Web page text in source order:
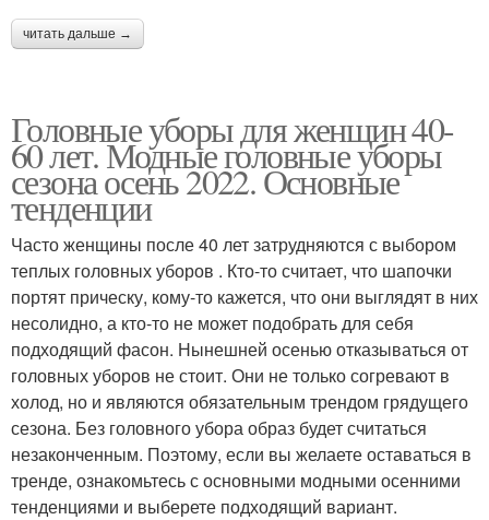
читать дальше →
Головные уборы для женщин 40-
60 лет. Модные головные уборы
сезона осень 2022. Основные
тенденции
Часто женщины после 40 лет затрудняются с выбором
теплых головных уборов . Кто-то считает, что шапочки
портят прическу, кому-то кажется, что они выглядят в них
несолидно, а кто-то не может подобрать для себя
подходящий фасон. Нынешней осенью отказываться от
головных уборов не стоит. Они не только согревают в
холод, но и являются обязательным трендом грядущего
сезона. Без головного убора образ будет считаться
незаконченным. Поэтому, если вы желаете оставаться в
тренде, ознакомьтесь с основными модными осенними
тенденциями и выберете подходящий вариант.